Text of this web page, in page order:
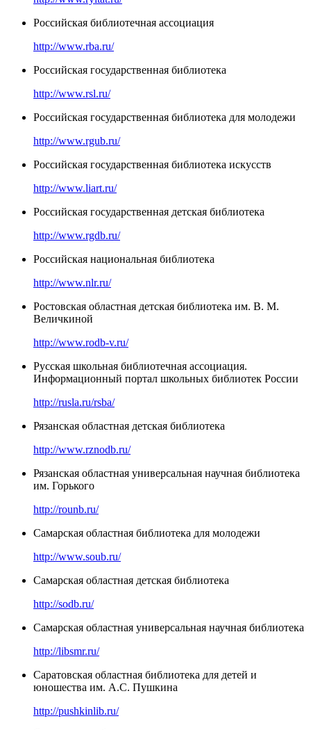
Российская библиотечная ассоциация
http://www.rba.ru/
Российская государственная библиотека
http://www.rsl.ru/
Российская государственная библиотека для молодежи
http://www.rgub.ru/
Российская государственная библиотека искусств
http://www.liart.ru/
Российская государственная детская библиотека
http://www.rgdb.ru/
Российская национальная библиотека
http://www.nlr.ru/
Ростовская областная детская библиотека им. В. М.
Величкиной
http://www.rodb-v.ru/
Русская школьная библиотечная ассоциация.
Информационный портал школьных библиотек России
http://rusla.ru/rsba/
Рязанская областная детская библиотека
http://www.rznodb.ru/
Рязанская областная универсальная научная библиотека
им. Горького
http://rounb.ru/
Самарская областная библиотека для молодежи
http://www.soub.ru/
Самарская областная детская библиотека
http://sodb.ru/
Самарская областная универсальная научная библиотека
http://libsmr.ru/
Саратовская областная библиотека для детей и
юношества им. А.С. Пушкина
http://pushkinlib.ru/